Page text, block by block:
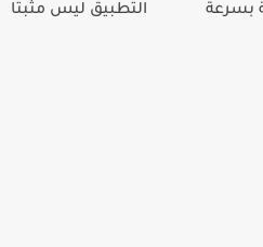
التطبيق ليس مثبتا